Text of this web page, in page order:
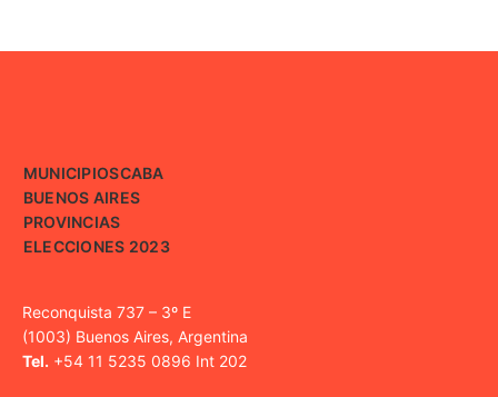
MUNICIPIOSCABA
BUENOS AIRES
PROVINCIAS
ELECCIONES 2023
Reconquista 737 – 3º E
(1003) Buenos Aires, Argentina
Tel. +54 11 5235 0896 Int 202